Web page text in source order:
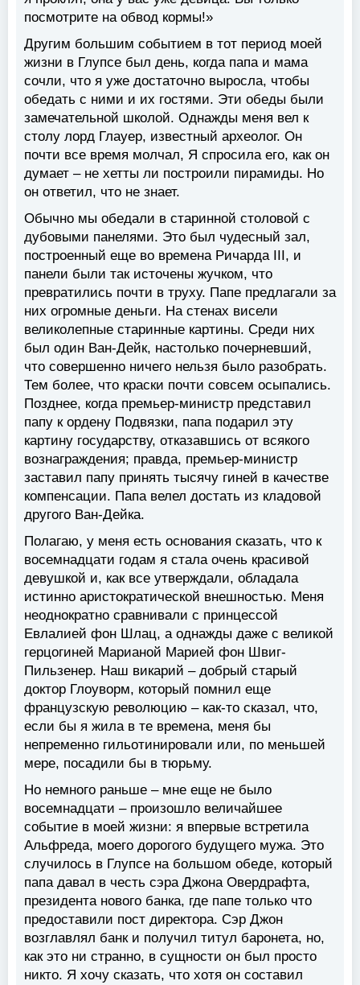
посмотрите на обвод кормы!»
Другим большим событием в тот период моей
жизни в Глупсе был день, когда папа и мама
сочли, что я уже достаточно выросла, чтобы
обедать с ними и их гостями. Эти обеды были
замечательной школой. Однажды меня вел к
столу лорд Глауер, известный археолог. Он
почти все время молчал, Я спросила его, как он
думает – не хетты ли построили пирамиды. Но
он ответил, что не знает.
Обычно мы обедали в старинной столовой с
дубовыми панелями. Это был чудесный зал,
построенный еще во времена Ричарда III, и
панели были так источены жучком, что
превратились почти в труху. Папе предлагали за
них огромные деньги. На стенах висели
великолепные старинные картины. Среди них
был один Ван-Дейк, настолько почерневший,
что совершенно ничего нельзя было разобрать.
Тем более, что краски почти совсем осыпались.
Позднее, когда премьер-министр представил
папу к ордену Подвязки, папа подарил эту
картину государству, отказавшись от всякого
вознаграждения; правда, премьер-министр
заставил папу принять тысячу гиней в качестве
компенсации. Папа велел достать из кладовой
другого Ван-Дейка.
Полагаю, у меня есть основания сказать, что к
восемнадцати годам я стала очень красивой
девушкой и, как все утверждали, обладала
истинно аристократической внешностью. Меня
неоднократно сравнивали с принцессой
Евлалией фон Шлац, а однажды даже с великой
герцогиней Марианой Марией фон Швиг-
Пильзенер. Наш викарий – добрый старый
доктор Глоуворм, который помнил еще
французскую революцию – как-то сказал, что,
если бы я жила в те времена, меня бы
непременно гильотинировали или, по меньшей
мере, посадили бы в тюрьму.
Но немного раньше – мне еще не было
восемнадцати – произошло величайшее
событие в моей жизни: я впервые встретила
Альфреда, моего дорогого будущего мужа. Это
случилось в Глупсе на большом обеде, который
папа давал в честь сэра Джона Овердрафта,
президента нового банка, где папе только что
предоставили пост директора. Сэр Джон
возглавлял банк и получил титул баронета, но,
как это ни странно, в сущности он был просто
никто. Я хочу сказать, что хотя он составил